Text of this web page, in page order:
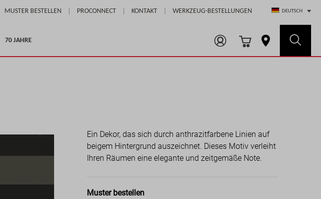
SkipMUSTER BESTELLEN PROCONNECT KONTAKT WERKZEUG-BESTELLUNGEN
Select Store
DEUTSCH
70 JAHRE
Ein Dekor, das sich durch anthrazitfarbene Linien auf
beigem Hintergrund auszeichnet. Dieses Motiv verleiht
Ihren Räumen eine elegante und zeitgemäße Note.
Muster bestellen